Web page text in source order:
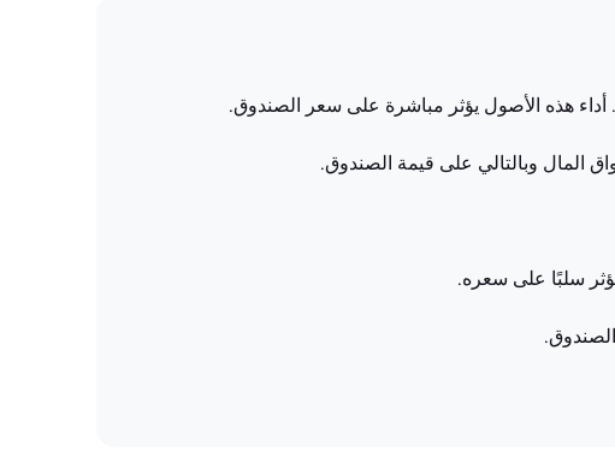
أداء هذه الأصول يؤثر مباشرة على سعر الصندوق.
المال وبالتالي على قيمة الصندوق.
سلبًا على سعره.